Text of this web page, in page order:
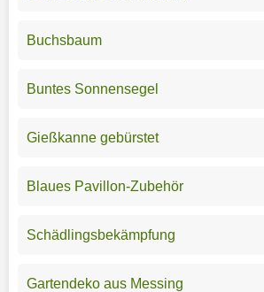
Buchsbaum
Buntes Sonnensegel
Gießkanne gebürstet
Blaues Pavillon-Zubehör
Schädlingsbekämpfung
Gartendeko aus Messing